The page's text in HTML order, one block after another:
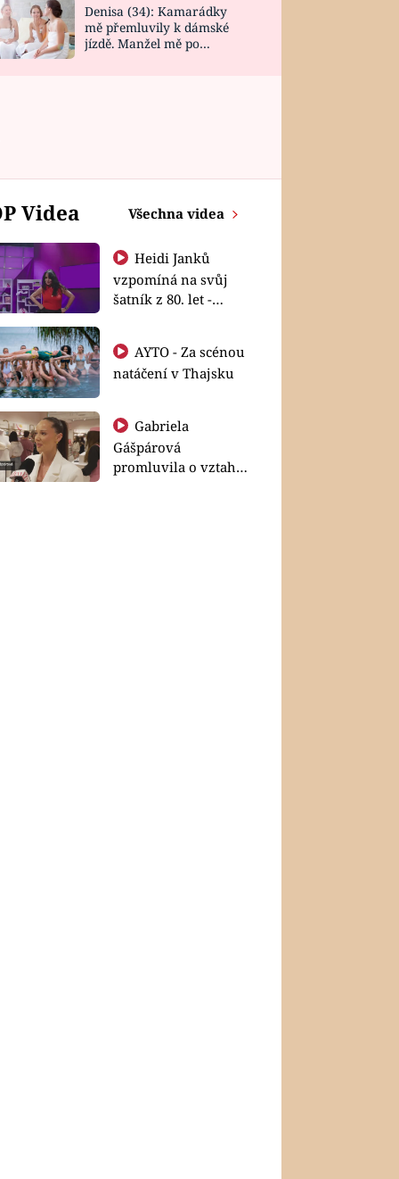
Denisa (34): Kamarádky
mě přemluvily k dámské
jízdě. Manžel mě po
Videa Všechna videa
Heidi Janků
vzpomíná na svůj
šatník z 80. let -
natáčení v Thajsku
Gabriela
Gášpárová
promluvila o vztahu